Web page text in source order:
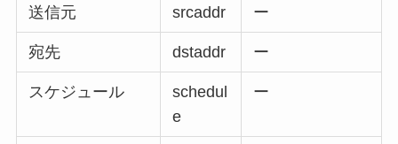
送信元 srcaddr ー
宛先 dstaddr ー
スケジュール
schedul
e
ー